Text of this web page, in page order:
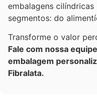
embalagens
segmentos: do
Transforme o valor
Fale com nossa
embalagem
Fibralata.